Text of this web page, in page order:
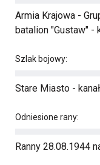
Armia Krajowa -
batalion "Gustaw" -
Szlak bojowy:
Stare Miasto -
Odniesione rany:
Ranny 28.08.1944